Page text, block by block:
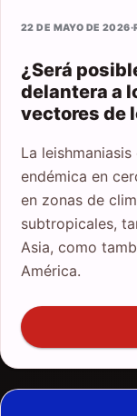
22 DE MAYO DE 2026·
¿Será
delantera a
vectores de
La
endémica en
en zonas de
subtropicales,
Asia, como
América.